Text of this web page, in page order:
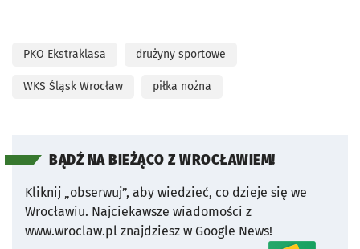
PKO Ekstraklasa drużyny sportowe
WKS Śląsk Wrocław piłka nożna
BĄDŹ NA BIEŻĄCO Z WROCŁAWIEM!
Kliknij „obserwuj”, aby wiedzieć, co dzieje się we
Wrocławiu. Najciekawsze wiadomości z
www.wroclaw.pl znajdziesz w Google News!